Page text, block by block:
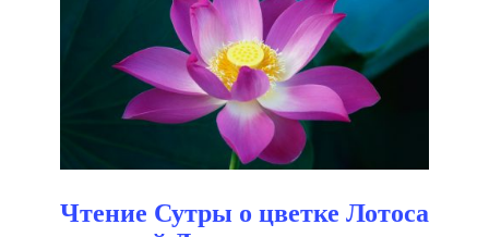
Чтение Сутры о цветке Лотоса